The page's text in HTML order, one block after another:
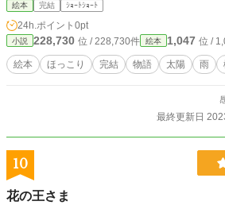
絵本 完結 ｼｮｰﾄｼｮｰﾄ
24h.ポイント 0pt
小説 228,730 位 / 228,730件 絵本 1,047 位 /
絵本 ほっこり 完結 物語 太陽 雨
最終更新日
10
花の王さま